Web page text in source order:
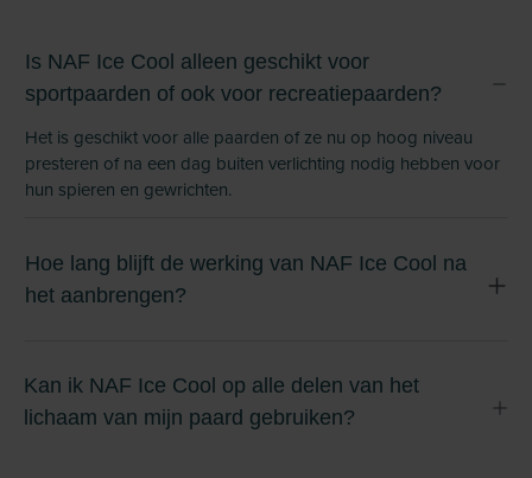
Is NAF Ice Cool alleen geschikt voor
sportpaarden of ook voor recreatiepaarden?
Het is geschikt voor alle paarden of ze nu op hoog niveau
presteren of na een dag buiten verlichting nodig hebben voor
hun spieren en gewrichten.
Hoe lang blijft de werking van NAF Ice Cool na
het aanbrengen?
Kan ik NAF Ice Cool op alle delen van het
lichaam van mijn paard gebruiken?